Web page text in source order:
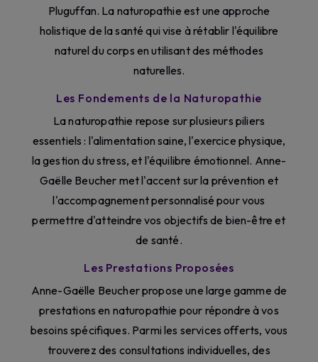
Pluguffan. La naturopathie est une approche
holistique de la santé qui vise à rétablir l'équilibre
naturel du corps en utilisant des méthodes
naturelles.
Les Fondements de la Naturopathie
La naturopathie repose sur plusieurs piliers
essentiels : l'alimentation saine, l'exercice physique,
la gestion du stress, et l'équilibre émotionnel. Anne-
Gaëlle Beucher met l'accent sur la prévention et
l'accompagnement personnalisé pour vous
permettre d'atteindre vos objectifs de bien-être et
de santé.
Les Prestations Proposées
Anne-Gaëlle Beucher propose une large gamme de
prestations en naturopathie pour répondre à vos
besoins spécifiques. Parmi les services offerts, vous
trouverez des consultations individuelles, des